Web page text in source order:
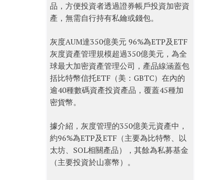
品，方便投資者透過證券帳戶投資加密資
產，無需自行持有私鑰或錢包。
灰度AUM達350億美元 96%為ETP及ETF
灰度資產管理規模超過350億美元，為全
球最大加密資產管理公司，產品線涵蓋包
括比特幣信托ETF（美：GBTC）在內的
逾40種數碼資產投資產品，覆蓋45種加
密貨幣。
據介紹，灰度管理的350億美元資產中，
約96%為ETP及ETF（主要為比特幣、以
太坊、SOL相關產品），其餘為私募基金
（主要投資於山寨幣）。